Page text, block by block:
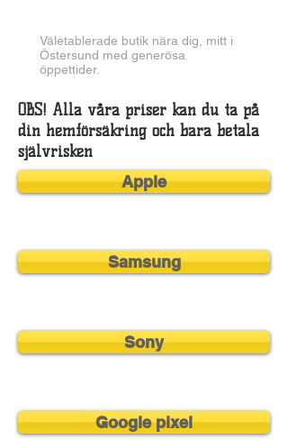
Väletablerade butik nära dig, mitt i
Östersund med generösa
öppettider.
OBS! Alla våra priser kan du ta på
din hemförsäkring och bara betala
självrisken
Apple
Samsung
Sony
Google pixel